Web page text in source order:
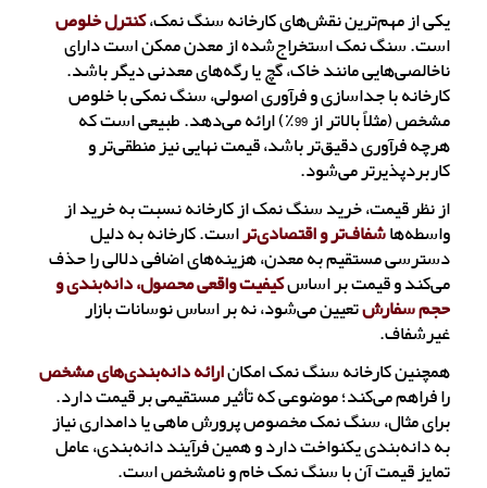
یکی از مهم‌ترین نقش‌های کارخانه سنگ نمک،کنترل خلوص
است. سنگ نمک استخراج‌شده از معدن ممکن است دارای
ناخالصی‌هایی مانند خاک، گچ یا رگه‌های معدنی دیگر باشد.
کارخانه با جداسازی و فرآوری اصولی، سنگ نمکی با خلوص
مشخص (مثلاً بالاتر از 99٪) ارائه می‌دهد. طبیعی است که
هرچه فرآوری دقیق‌تر باشد، قیمت نهایی نیز منطقی‌تر و
کاربردپذیرتر می‌شود.
از نظر قیمت، خرید سنگ نمک از کارخانه نسبت به خرید از
واسطه‌هاشفاف‌تر و اقتصادی‌تراست. کارخانه به دلیل
دسترسی مستقیم به معدن، هزینه‌های اضافی دلالی را حذف
می‌کند و قیمت بر اساسکیفیت واقعی محصول، دانه‌بندی و
حجم سفارشتعیین می‌شود، نه بر اساس نوسانات بازار
غیرشفاف.
همچنین کارخانه سنگ نمک امکانارائه دانه‌بندی‌های مشخص
را فراهم می‌کند؛ موضوعی که تأثیر مستقیمی بر قیمت دارد.
برای مثال، سنگ نمک مخصوص پرورش ماهی یا دامداری نیاز
به دانه‌بندی یکنواخت دارد و همین فرآیند دانه‌بندی، عامل
تمایز قیمت آن با سنگ نمک خام و نامشخص است.